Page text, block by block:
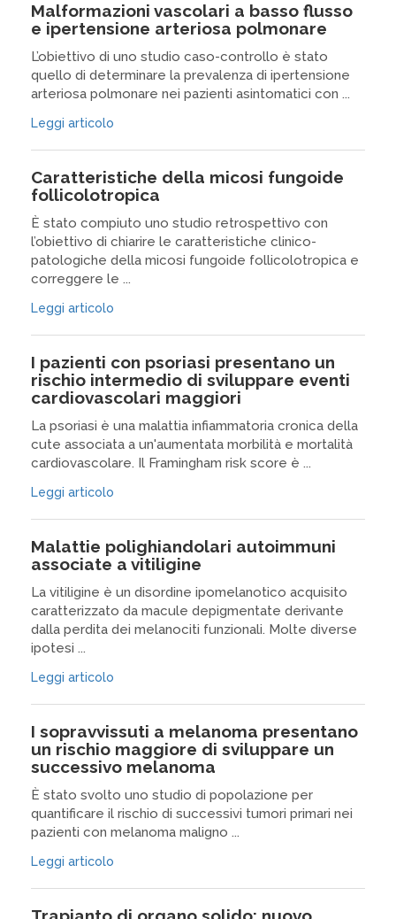
Malformazioni vascolari a basso flusso
e ipertensione arteriosa polmonare
L’obiettivo di uno studio caso-controllo è stato
quello di determinare la prevalenza di ipertensione
arteriosa polmonare nei pazienti asintomatici con ...
Leggi articolo
Caratteristiche della micosi fungoide
follicolotropica
È stato compiuto uno studio retrospettivo con
l’obiettivo di chiarire le caratteristiche clinico-
patologiche della micosi fungoide follicolotropica e
correggere le ...
Leggi articolo
I pazienti con psoriasi presentano un
rischio intermedio di sviluppare eventi
cardiovascolari maggiori
La psoriasi è una malattia infiammatoria cronica della
cute associata a un'aumentata morbilità e mortalità
cardiovascolare. Il Framingham risk score è ...
Leggi articolo
Malattie polighiandolari autoimmuni
associate a vitiligine
La vitiligine è un disordine ipomelanotico acquisito
caratterizzato da macule depigmentate derivante
dalla perdita dei melanociti funzionali. Molte diverse
ipotesi ...
Leggi articolo
I sopravvissuti a melanoma presentano
un rischio maggiore di sviluppare un
successivo melanoma
È stato svolto uno studio di popolazione per
quantificare il rischio di successivi tumori primari nei
pazienti con melanoma maligno ...
Leggi articolo